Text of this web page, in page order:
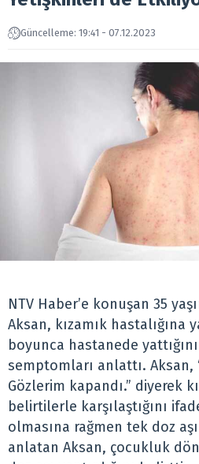
Güncelleme: 19:41 - 07.12.2023
NTV Haber’e konuşan 35
Aksan, kızamık hastalığına
boyunca hastanede
semptomları anlattı. Aksan,
Gözlerim kapandı.” diyerek
belirtilerle karşılaştığını
olmasına rağmen tek doz
anlatan Aksan, çocukluk